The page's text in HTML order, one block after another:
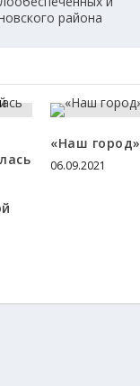
района
«Наш город»
06.09.2021